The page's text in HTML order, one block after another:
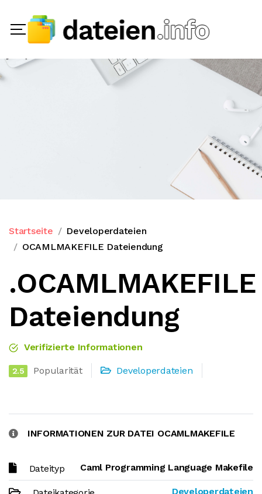
Startseite
Developerdateien
OCAMLMAKEFILE Dateiendung
.OCAMLMAKEFILE
Dateiendung
Verifizierte Informationen
2.5 Popularität Developerdateien
INFORMATIONEN ZUR DATEI OCAMLMAKEFILE
Dateityp Caml Programming Language Makefile
Developerdateien